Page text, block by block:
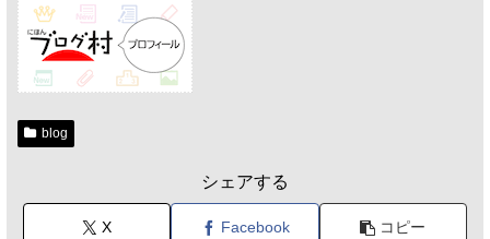
blog
シェアする
X Facebook コピー